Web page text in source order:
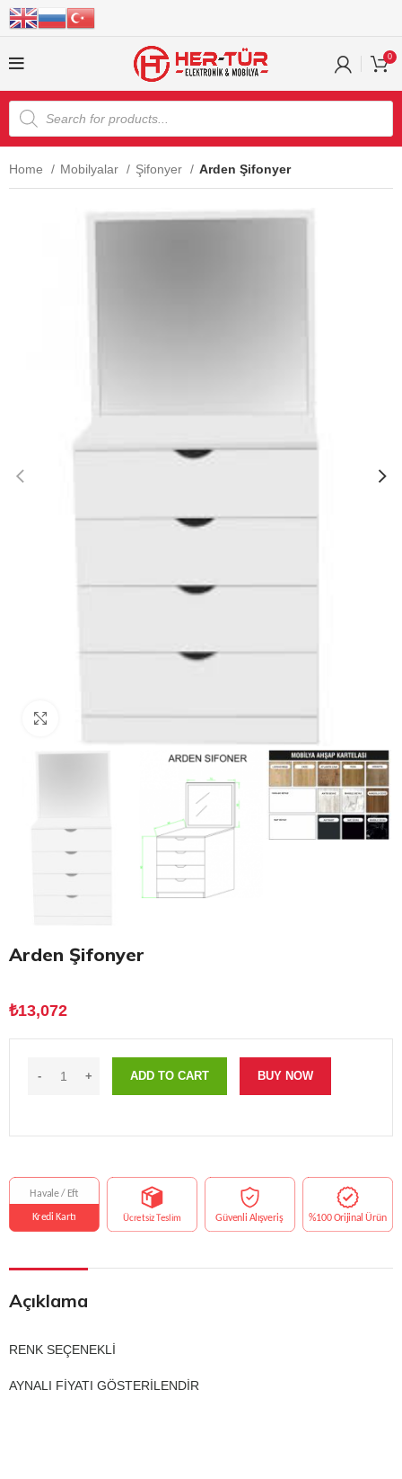
0
Home Mobilyalar Şifonyer Arden Şifonyer
Click to enlarge
Arden Şifonyer
₺13,072
ADD TO CART BUY NOW
Açıklama
RENK SEÇENEKLİ
AYNALI FİYATI GÖSTERİLENDİR